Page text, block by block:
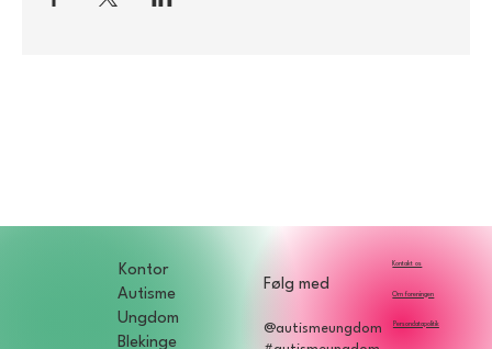
Kontor
Autisme
Ungdom
Blekinge
Følg med
@autismeungdom
Kontakt os
Om foreningen
Persondatapolitik